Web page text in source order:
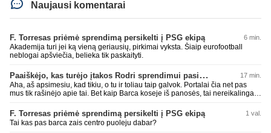
Naujausi komentarai
F. Torresas priėmė sprendimą persikelti į PSG ekipą 6 min.
Akademija turi jei ką vieną geriausių, pirkimai vyksta. Šiaip eurofootball
neblogai apšviečia, belieka tik paskaityti.
Paaiškėjo, kas turėjo įtakos Rodri sprendimui pasirinkti Barselonos pusę 17 min.
Aha, aš apsimesiu, kad tikiu, o tu ir toliau taip galvok. Portalai čia net pas
mus tik rašinėjo apie tai. Bet kaip Barca koseje iš panosės, tai nereikalingas
nieko gero jis ir pan.? Gal tu jau nustok čia vartytis, kažkaip gėda darosi.
F. Torresas priėmė sprendimą persikelti į PSG ekipą 1 val.
Tai kas pas barca zais centro puoleju dabar?